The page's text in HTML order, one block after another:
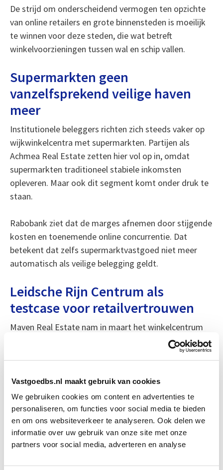
Vastgoedbs.nl maakt gebruik van cookies
We gebruiken cookies om content en advertenties te
personaliseren, om functies voor social media te bieden
en om ons websiteverkeer te analyseren. Ook delen we
informatie over uw gebruik van onze site met onze
partners voor social media, adverteren en analyse
De strijd om onderscheidend vermogen ten opzichte
van online retailers en grote binnensteden is moeilijk
te winnen voor deze steden, die wat betreft
winkelvoorzieningen tussen wal en schip vallen.
Supermarkten geen
vanzelfsprekend veilige haven
meer
Institutionele beleggers richten zich steeds vaker op
wijkwinkelcentra met supermarkten. Partijen als
Achmea Real Estate zetten hier vol op in, omdat
supermarkten traditioneel stabiele inkomsten
opleveren. Maar ook dit segment komt onder druk te
staan.
Rabobank ziet dat de marges afnemen door stijgende
kosten en toenemende online concurrentie. Dat
betekent dat zelfs supermarktvastgoed niet meer
automatisch als veilige belegging geldt.
Leidsche Rijn Centrum als
testcase voor retailvertrouwen
Maven Real Estate nam in maart het winkelcentrum
Leidsche Rijn Centrum over van ASR. De locatie in het
groeiende Utrechtse stadsdeel leek jaren kwetsbaar,
bezoekersaantallen. Maar dankzij subsidie, een ander
winkelaanbod en een groeiend inwoneraantal is het tij
aan het keren.
Mark Debets van Maven is optimistisch: hij ziet het
potentieel van een centrum dat meegroeit met de